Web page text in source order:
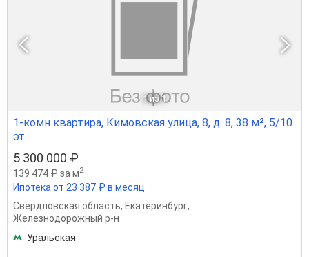
1 из 1
1-комн квартира, Кимовская улица, 8, д. 8, 38 м², 5/10
эт.
5 300 000 ₽
139 474 ₽ за м2
Ипотека от 23 387 ₽ в месяц
Свердловская область, Екатеринбург,
Железнодорожный р-н
Уральская